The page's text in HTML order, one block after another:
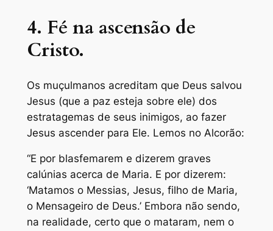
4. Fé na ascensão de
Cristo.
Os muçulmanos acreditam que Deus salvou
Jesus (que a paz esteja sobre ele) dos
estratagemas de seus inimigos, ao fazer
Jesus ascender para Ele. Lemos no Alcorão:
“E por blasfemarem e dizerem graves
calúnias acerca de Maria. E por dizerem:
‘Matamos o Messias, Jesus, filho de Maria,
o Mensageiro de Deus.’ Embora não sendo,
na realidade, certo que o mataram, nem o